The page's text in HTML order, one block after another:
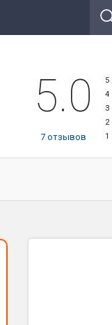
5.0
7отзывов